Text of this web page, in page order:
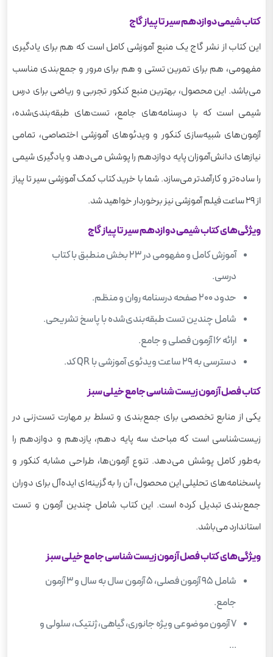
کتاب شیمی دوازدهم سیر تا پیاز گاج
این کتاب از نشر گاج یک منبع آموزشی کامل است که هم برای یادگیری
مفهومی، هم برای تمرین تستی و هم برای مرور و جمع‌بندی مناسب
می‌باشد. این محصول، بهترین منبع کنکور تجربی و ریاضی برای درس
شیمی است که با درسنامه‌های جامع، تست‌های طبقه‌بندی‌شده،
آزمون‌های شبیه‌سازی کنکور و ویدئوهای آموزشی اختصاصی، تمامی
نیازهای دانش‌آموزان پایه دوازدهم را پوشش می‌دهد و یادگیری شیمی
را ساده‌تر و کارآمدتر می‌سازد. شما با خرید کتاب کمک آموزشی سیر تا پیاز
از 29 ساعت فیلم آموزشی نیز برخوردار خواهید شد.
ویژگی‌های کتاب شیمی دوازدهم سیر تا پیاز گاج
آموزش کامل و مفهومی در ۲۳ بخش منطبق با کتاب
درسی.
حدود ۲۰۰ صفحه درسنامه روان و منظم.
شامل چندین تست طبقه‌بندی‌شده با پاسخ تشریحی.
ارائه ۱۶ آزمون فصلی و جامع.
دسترسی به ۲۹ ساعت ویدئوی آموزشی با QR کد.
کتاب فصل آزمون زیست شناسی جامع خیلی سبز
یکی از منابع تخصصی برای جمع‌بندی و تسلط بر مهارت تست‌زنی در
زیست‌شناسی است که مباحث سه پایه دهم، یازدهم و دوازدهم را
به‌طور کامل پوشش می‌دهد. تنوع آزمون‌ها، طراحی مشابه کنکور و
پاسخنامه‌های تحلیلی این محصول، آن را به گزینه‌ای ایده‌آل برای دوران
جمع‌بندی تبدیل کرده است. این کتاب شامل چندین آزمون و تست
استاندارد می‌باشد.
ویژگی‌های کتاب فصل آزمون زیست شناسی جامع خیلی سبز
شامل ۹۵ آزمون فصلی، ۵ آزمون سال به سال و ۳ آزمون
جامع.
۷ آزمون موضوعی ویژه جانوری، گیاهی، ژنتیک، سلولی و
...